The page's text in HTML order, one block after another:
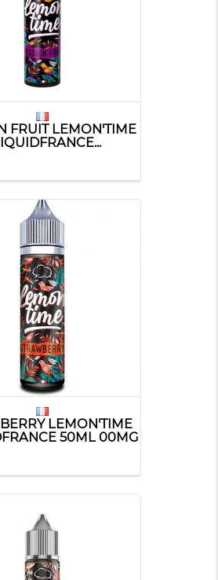
FRUIT LEMON'TIME
LEMON'TIME
50ML 00MG